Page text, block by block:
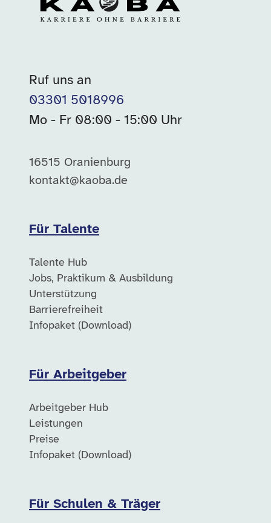
Ruf uns an
03301 5018996
Mo - Fr 08:00 - 15:00 Uhr
16515 Oranienburg
kontakt@kaoba.de
Für Talente
Talente Hub
Jobs, Praktikum & Ausbildung
Unterstützung
Barrierefreiheit
Infopaket (Download)
Für Arbeitgeber
Arbeitgeber Hub
Leistungen
Preise
Infopaket (Download)
Für Schulen & Träger